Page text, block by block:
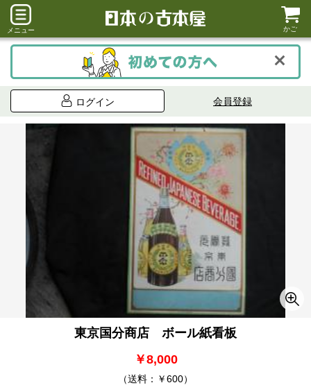
メニュー かご
ログイン 会員登録
東京国分商店 ボール紙看板
￥8,000
（送料：￥600）